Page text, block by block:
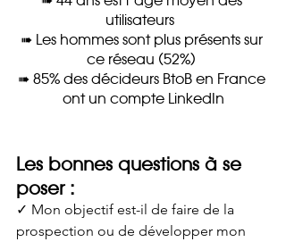
utilisateurs
➠ Les hommes sont plus présents sur
ce réseau (52%)
➠ 85% des décideurs BtoB en France
ont un compte LinkedIn
Les bonnes questions à se
poser :
✓ Mon objectif est-il de faire de la
prospection ou de développer mon